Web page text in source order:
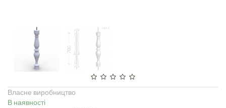
Власне виробництво
В наявності